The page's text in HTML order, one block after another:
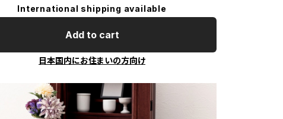
International shipping available
Add to cart
日本国内にお住まいの方向け